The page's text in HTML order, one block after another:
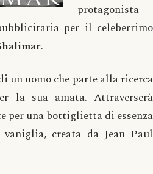
protagonista
per il celeberrimo
.
un uomo che parte alla ricerca
la sua amata. Attraverserà
per una bottiglietta di essenza
creata da Jean Paul